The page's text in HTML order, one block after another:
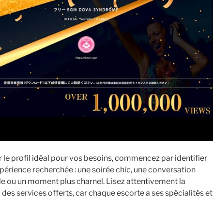
le profil idéal pour vos besoins, commencez par identifier
recherchée : une soirée chic, une conversation
ou un moment plus charnel. Lisez attentivement la
services offerts, car chaque escorte a ses spécialités et